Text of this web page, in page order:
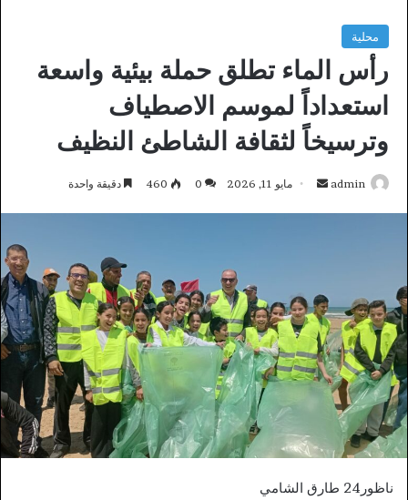
محلية
رأس الماء تطلق حملة بيئية واسعة
استعداداً لموسم الاصطياف
وترسيخاً لثقافة الشاطئ النظيف
admin
أرسل مايو 11, 2026 0
460 دقيقة واحدة
ناظور24 طارق الشامي